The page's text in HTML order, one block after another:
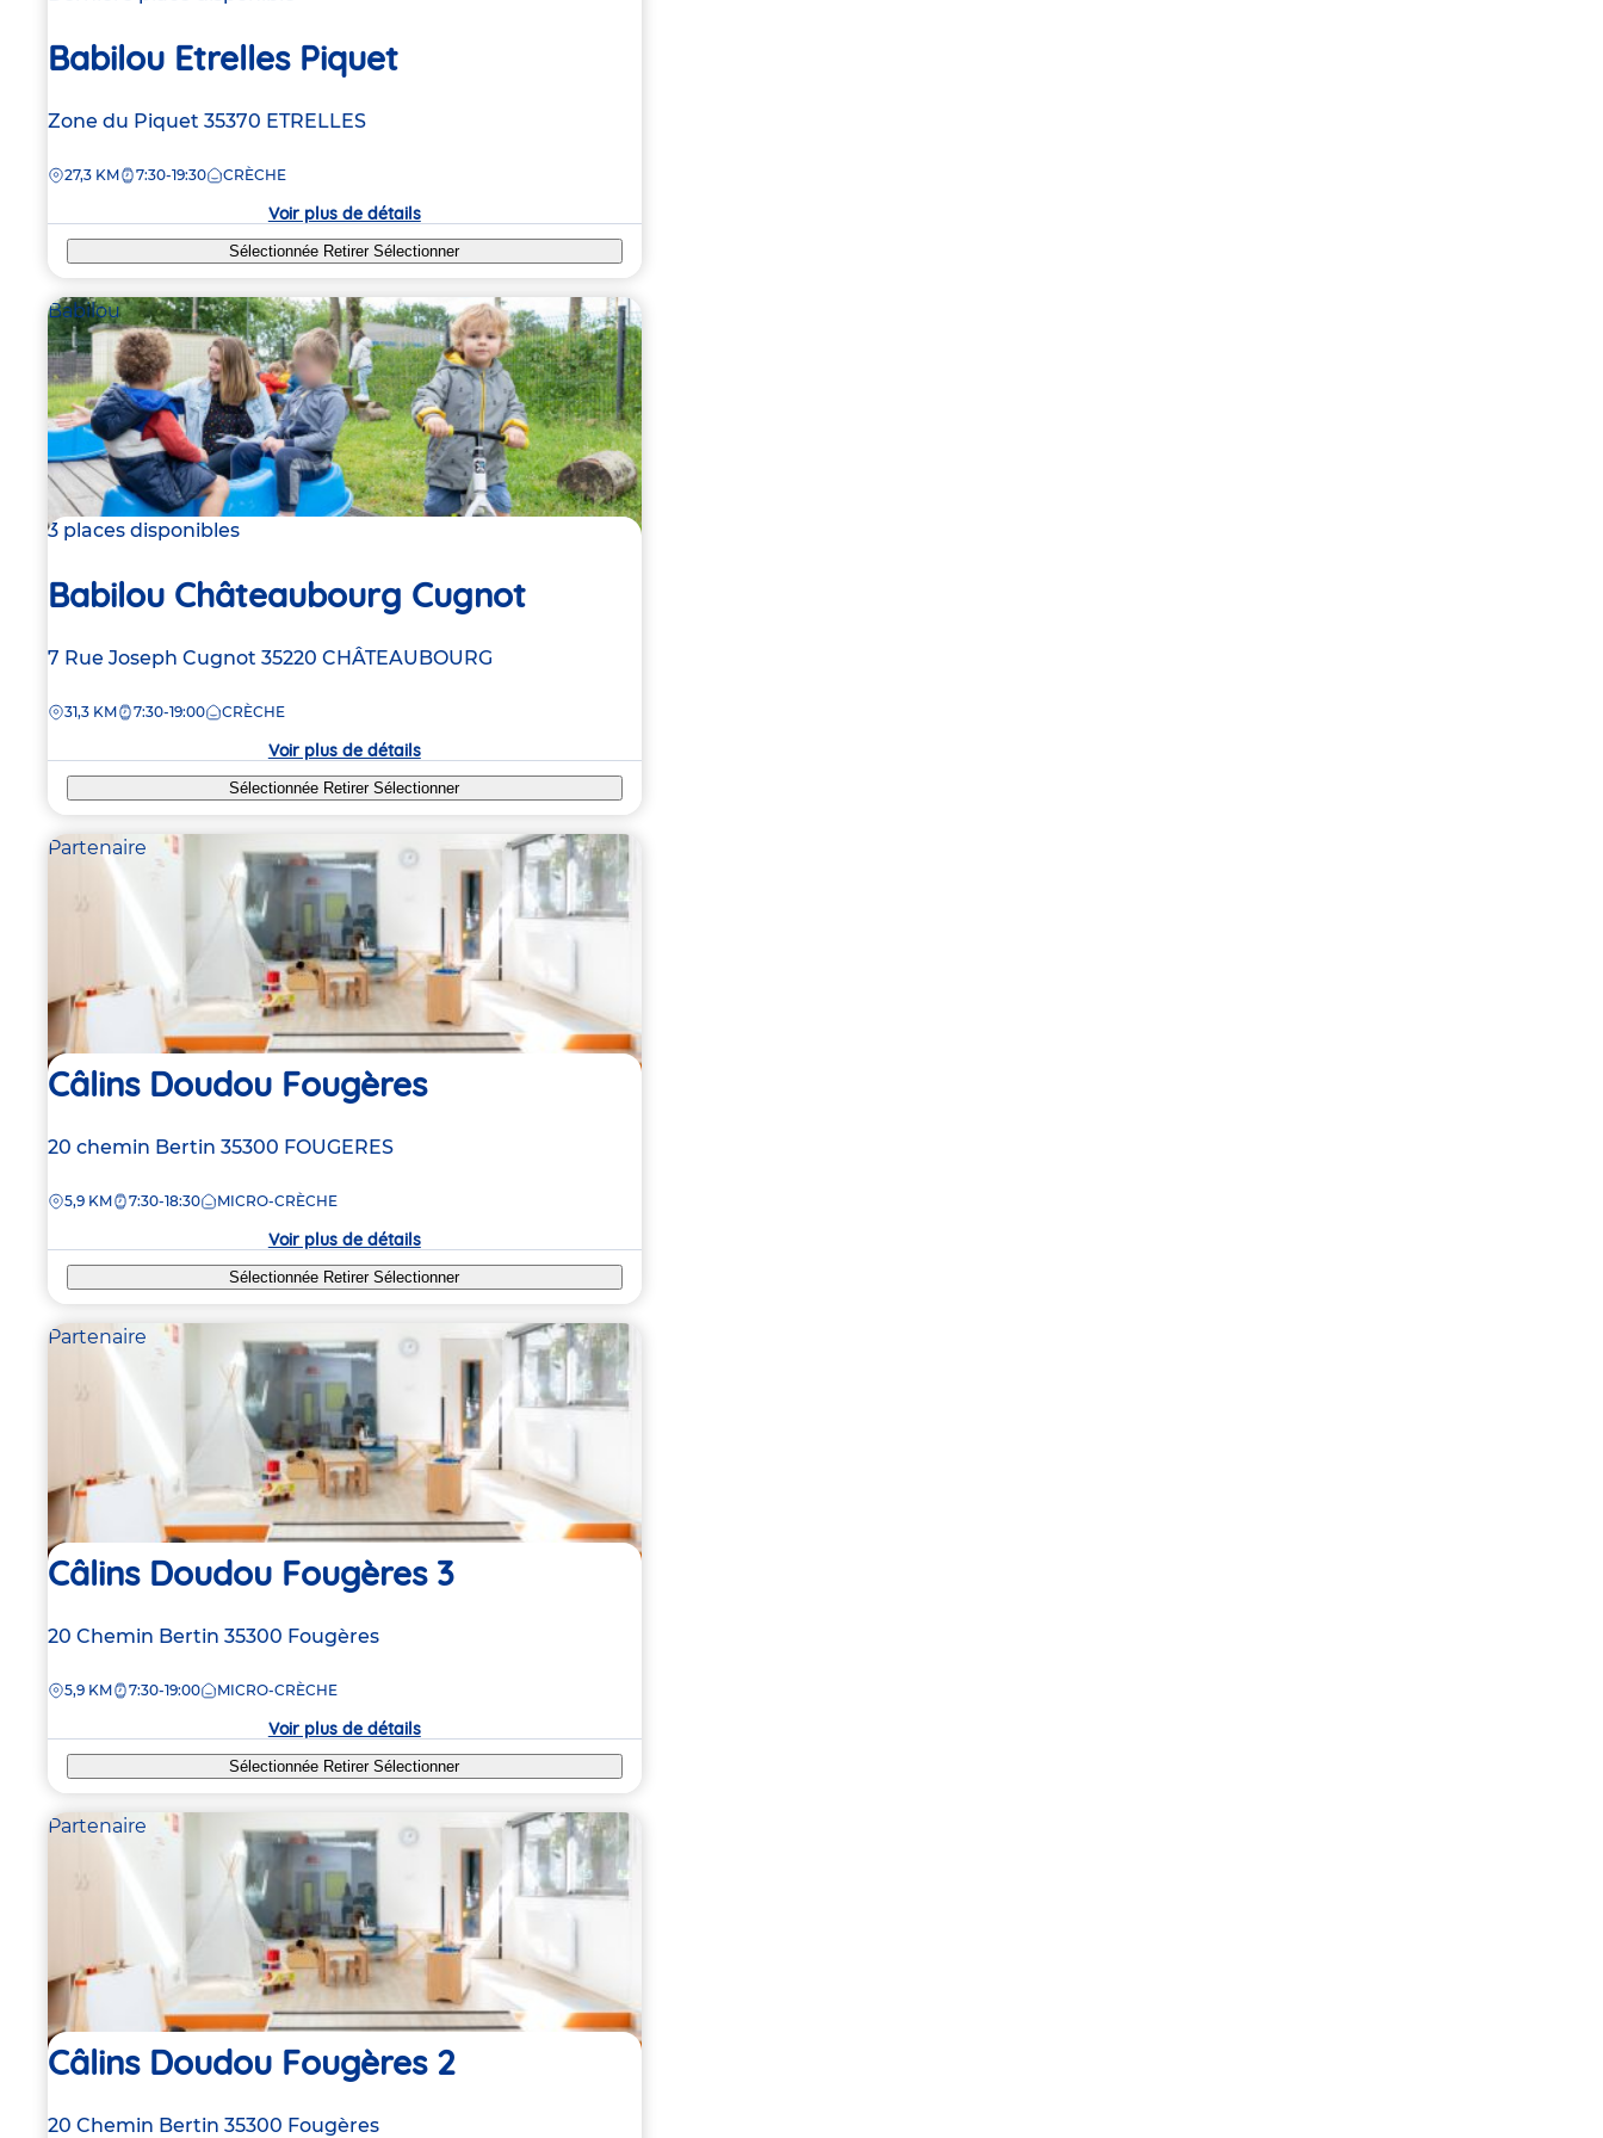
Babilou Etrelles Piquet
Adresse
la
Zone du Piquet 35370 ETRELLES
DISTANCE
27,3 KM 7:30-19:30 CRÈCHE
Voir plus de détails
Sélectionnée RetirerSélectionner
Babilou
3 places disponibles
Babilou Châteaubourg Cugnot
Adresse
la
7 Rue Joseph Cugnot 35220 CHÂTEAUBOURG
DISTANCE
31,3 KM 7:30-19:00 CRÈCHE
Voir plus de détails
Sélectionnée RetirerSélectionner
Partenaire
Câlins Doudou Fougères
Adresse
la
20 chemin Bertin 35300 FOUGERES
DISTANCE
5,9 KM 7:30-18:30 MICRO-CRÈCHE
Voir plus de détails
Sélectionnée RetirerSélectionner
Partenaire
Câlins Doudou Fougères 3
Adresse
la
20 Chemin Bertin 35300 Fougères
DISTANCE
5,9 KM 7:30-19:00 MICRO-CRÈCHE
Voir plus de détails
Sélectionnée RetirerSélectionner
Partenaire
Câlins Doudou Fougères 2
Adresse
20 Chemin Bertin 35300 Fougères